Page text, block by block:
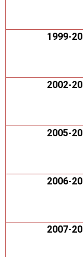
1999-
2002-
2005-
2006-
2007-